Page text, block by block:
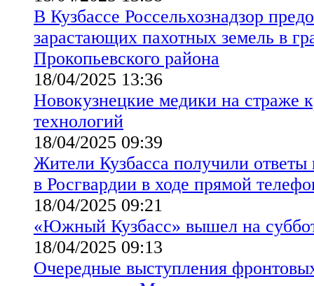
В Кузбассе Россельхознадзор
зарастающих пахотных земель в
Прокопьевского района
18/04/2025 13:36
Новокузнецкие медики на страже
технологий
18/04/2025 09:39
Жители Кузбасса получили
в Росгвардии в ходе прямой
18/04/2025 09:21
«Южный Кузбасс» вышел на
18/04/2025 09:13
Очередные выступления